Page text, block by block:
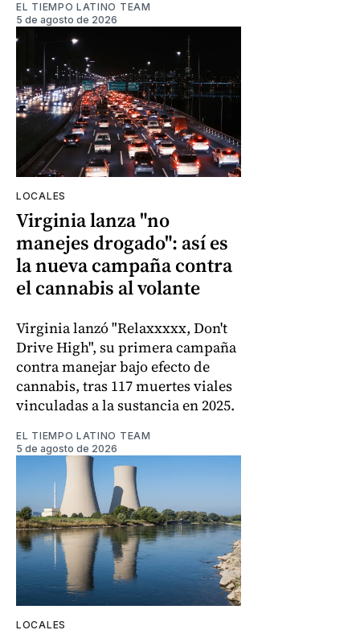
EL TIEMPO LATINO TEAM
5 de agosto de 2026
LOCALES
Virginia lanza "no
manejes drogado": así es
la nueva campaña contra
el cannabis al volante
Virginia lanzó "Relaxxxxx, Don't
Drive High", su primera campaña
contra manejar bajo efecto de
cannabis, tras 117 muertes viales
vinculadas a la sustancia en 2025.
EL TIEMPO LATINO TEAM
5 de agosto de 2026
LOCALES